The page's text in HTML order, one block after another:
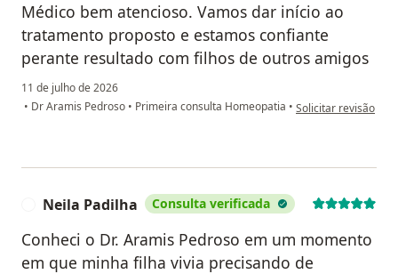
Médico bem atencioso. Vamos dar início ao
tratamento proposto e estamos confiante
perante resultado com filhos de outros amigos
11 de julho de 2026
• Dr Aramis Pedroso • Primeira consulta Homeopatia • na opinião do
Solicitar revisão
Neila Padilha Consulta verificada
Conheci o Dr. Aramis Pedroso em um momento
em que minha filha vivia precisando de